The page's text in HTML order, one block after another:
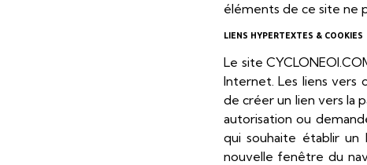
éléments de ce site ne
LIENS HYPERTEXTES & COOKIES
Le site
Internet. Les liens vers
de créer un lien vers la
autorisation ou
qui souhaite établir un
nouvelle fenêtre du